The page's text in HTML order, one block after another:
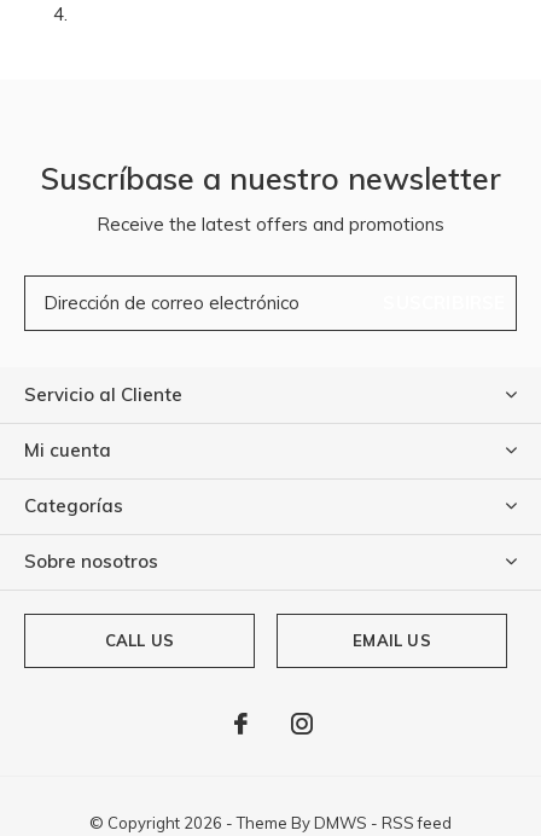
Suscríbase a nuestro newsletter
Receive the latest offers and promotions
Servicio al Cliente
Mi cuenta
Categorías
Sobre nosotros
CALL US EMAIL US
© Copyright 2026 - Theme ByDMWS - RSS feed